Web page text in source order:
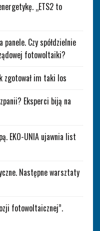
„ETS2 to
panele. Czy spółdzielnie
fotowoltaiki?
zgotował im taki los
Eksperci biją na
EKO-UNIA ujawnia list
Następne warsztaty
fotowoltaicznej”.